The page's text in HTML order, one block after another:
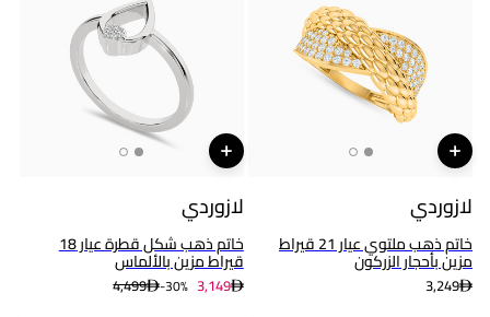
لازوردي
خاتم ذهب ملتوي عيار 21 قيراط
مزين بأحجار الزركون
3,249
لازوردي
خاتم ذهب شكل قطرة عيار 18
قيراط مزين بالألماس
4,499 30%- 3,149